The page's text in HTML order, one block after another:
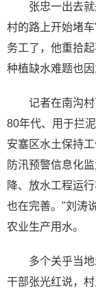
张忠一出去
村的路上开始堵
务工了，他重拾
种植缺水难题也
记者在南沟
80年代、用于拦
安塞区水土保持
防汛预警信息化
降、放水工程运
也在完善。"刘涛
农业生产用水。
多个关乎当
干部张光红说，